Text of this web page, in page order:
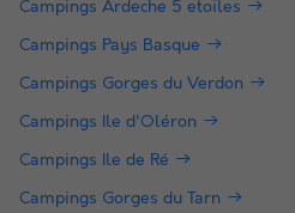
Campings Ardeche 5 etoiles
Campings Pays Basque
Campings Gorges du Verdon
Campings Ile d'Oléron
Campings Ile de Ré
Campings Gorges du Tarn